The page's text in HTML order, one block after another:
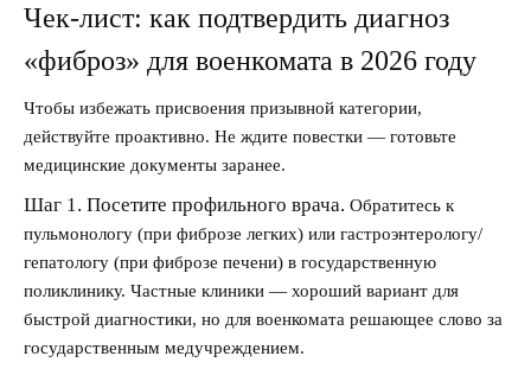
Чек-лист: как подтвердить диагноз
«фиброз» для военкомата в 2026 году
Чтобы избежать присвоения призывной категории,
действуйте проактивно. Не ждите повестки — готовьте
медицинские документы заранее.
Шаг 1. Посетите профильного врача. Обратитесь к
пульмонологу (при фиброзе легких) или гастроэнтерологу/
гепатологу (при фиброзе печени) в государственную
поликлинику. Частные клиники — хороший вариант для
быстрой диагностики, но для военкомата решающее слово за
государственным медучреждением.